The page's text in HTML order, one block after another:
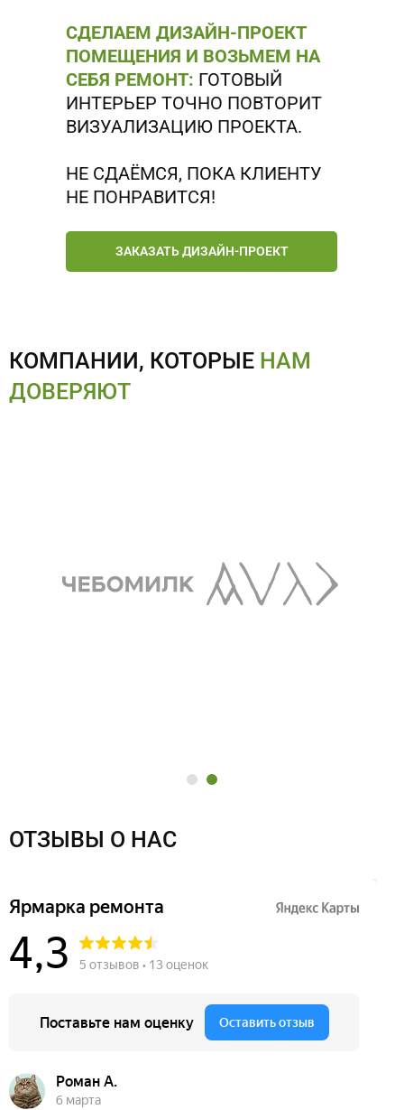
СДЕЛАЕМ ДИЗАЙН-ПРОЕКТ
ПОМЕЩЕНИЯ И ВОЗЬМЕМ НА
СЕБЯ РЕМОНТ: ГОТОВЫЙ
ИНТЕРЬЕР ТОЧНО ПОВТОРИТ
ВИЗУАЛИЗАЦИЮ ПРОЕКТА.
НЕ СДАЁМСЯ, ПОКА КЛИЕНТУ
НЕ ПОНРАВИТСЯ!
ЗАКАЗАТЬ ДИЗАЙН-ПРОЕКТ
КОМПАНИИ, КОТОРЫЕ НАМ
ДОВЕРЯЮТ
ОТЗЫВЫ О НАС